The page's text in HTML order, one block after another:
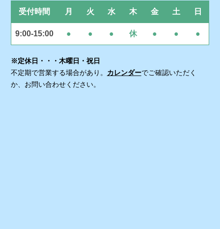
受付時間 月 火 水 木 金 土 日
9:00-15:00 ● ● ● 休 ● ● ●
※定休日・・・木曜日・祝日
不定期で営業する場合があり。 カレンダーでご確認いただく
か、お問い合わせください。